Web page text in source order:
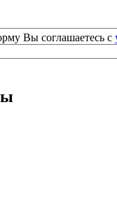
Вы соглашаетесь с